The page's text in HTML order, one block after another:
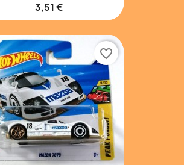
3,51 €
favorite_border